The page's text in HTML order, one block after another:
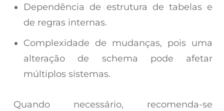
Dependência de estrutura de tabelas e
de regras internas.
Complexidade de mudanças, pois uma
alteração de schema pode afetar
múltiplos sistemas.
Quando necessário, recomenda-se